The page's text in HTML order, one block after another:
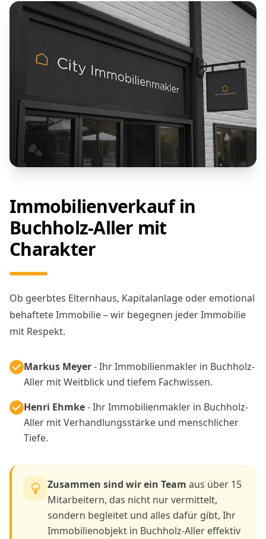
Immobilienverkauf in
Buchholz-Aller mit
Charakter
Ob geerbtes Elternhaus, Kapitalanlage oder emotional
behaftete Immobilie – wir begegnen jeder Immobilie
mit Respekt.
Markus Meyer- Ihr Immobilienmakler in Buchholz-
Aller mit Weitblick und tiefem Fachwissen.
Henri Ehmke- Ihr Immobilienmakler in Buchholz-
Aller mit Verhandlungsstärke und menschlicher
Tiefe.
Zusammen sind wir ein Team aus über 15
Mitarbeitern, das nicht nur vermittelt,
sondern begleitet und alles dafür gibt, Ihr
Immobilienobjekt in Buchholz-Aller effektiv